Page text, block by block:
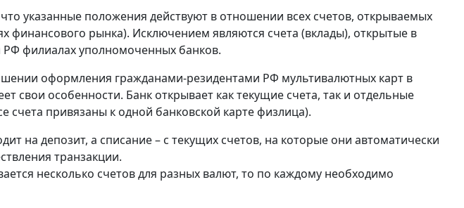
указанные положения действуют в отношении всех счетов, открываемых
финансового рынка). Исключением являются счета (вклады), открытые в
филиалах уполномоченных банков.
оформления гражданами-резидентами РФ мультивалютных карт в
свои особенности. Банк открывает как текущие счета, так и отдельные
счета привязаны к одной банковской карте физлица).
на депозит, а списание – с текущих счетов, на которые они автоматически
транзакции.
несколько счетов для разных валют, то по каждому необходимо